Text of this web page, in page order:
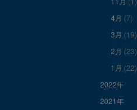
4月 (7)
3月 (19)
2月 (23)
1月 (22)
2022年
2021年